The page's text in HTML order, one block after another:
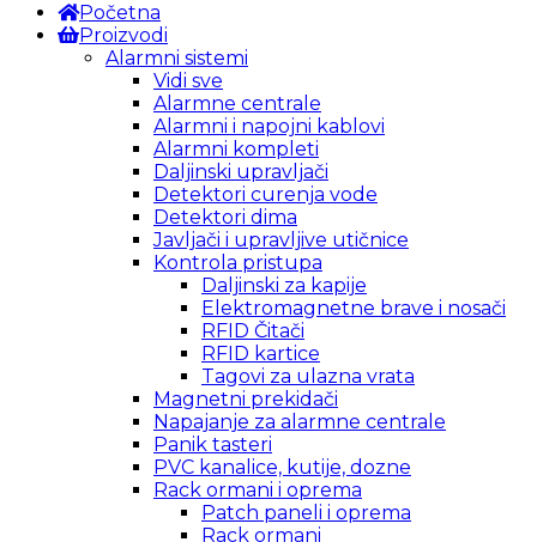
Početna
Proizvodi
Alarmni sistemi
Vidi sve
Alarmne centrale
Alarmni i napojni kablovi
Alarmni kompleti
Daljinski upravljači
Detektori curenja vode
Detektori dima
Javljači i upravljive utičnice
Kontrola pristupa
Daljinski za kapije
Elektromagnetne brave i nosači
RFID Čitači
RFID kartice
Tagovi za ulazna vrata
Magnetni prekidači
Napajanje za alarmne centrale
Panik tasteri
PVC kanalice, kutije, dozne
Rack ormani i oprema
Patch paneli i oprema
Rack ormani